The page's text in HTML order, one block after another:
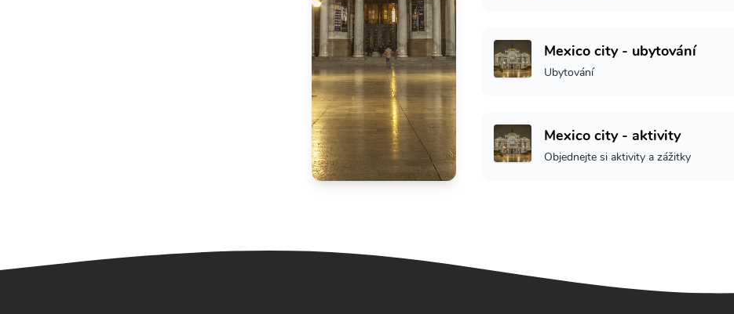
Mexico city - ubytování
Ubytování
Mexico city - aktivity
Objednejte si aktivity a zážitky